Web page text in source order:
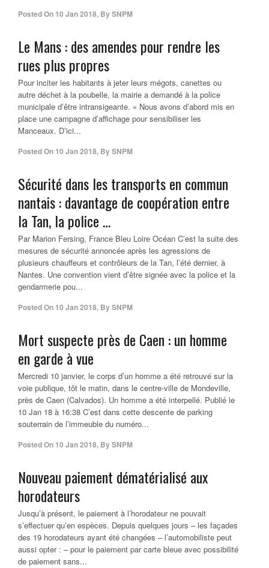
Posted On 10 Jan 2018, BySNPM
Le Mans : des amendes pour rendre les
rues plus propres
Pour inciter les habitants à jeter leurs mégots, canettes ou
autre déchet à la poubelle, la mairie a demandé à la police
municipale d’être intransigeante. « Nous avons d’abord mis en
place une campagne d’affichage pour sensibiliser les
Manceaux. D’ici...
Posted On 10 Jan 2018, BySNPM
Sécurité dans les transports en commun
nantais : davantage de coopération entre
la Tan, la police …
Par Marion Fersing, France Bleu Loire Océan C’est la suite des
mesures de sécurité annoncée après les agressions de
plusieurs chauffeurs et contrôleurs de la Tan, l’été dernier, à
Nantes. Une convention vient d’être signée avec la police et la
gendarmerie pou...
Posted On 10 Jan 2018, BySNPM
Mort suspecte près de Caen : un homme
en garde à vue
Mercredi 10 janvier, le corps d’un homme a été retrouvé sur la
voie publique, tôt le matin, dans le centre-ville de Mondeville,
près de Caen (Calvados). Un homme a été interpellé. Publié le
10 Jan 18 à 16:38 C’est dans cette descente de parking
souterrain de l’immeuble du numéro...
Posted On 10 Jan 2018, BySNPM
Nouveau paiement dématérialisé aux
horodateurs
Jusqu’à présent, le paiement à l’horodateur ne pouvait
s’effectuer qu’en espèces. Depuis quelques jours – les façades
des 19 horodateurs ayant été changées – l’automobiliste peut
aussi opter : – pour le paiement par carte bleue avec possibilité
de paiement sans...